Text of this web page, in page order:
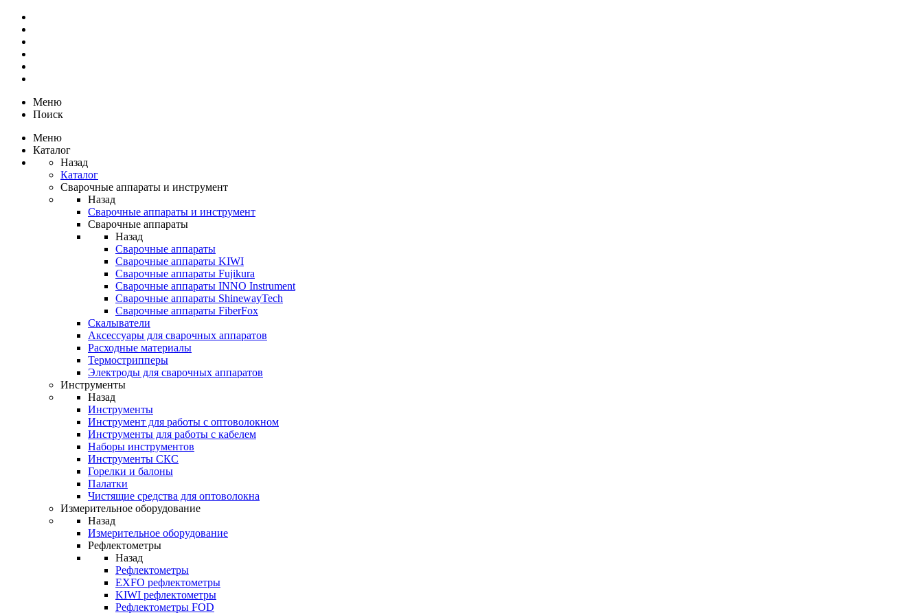
Меню
Поиск
Меню
Каталог
Назад
Каталог
Сварочные аппараты и инструмент
Назад
Сварочные аппараты и инструмент
Сварочные аппараты
Назад
Сварочные аппараты
Сварочные аппараты KIWI
Сварочные аппараты Fujikura
Сварочные аппараты INNO Instrument
Сварочные аппараты ShinewayTech
Cварочные аппараты FiberFox
Скалыватели
Аксессуары для сварочных аппаратов
Расходные материалы
Термострипперы
Электроды для сварочных аппаратов
Инструменты
Назад
Инструменты
Инструмент для работы с оптоволокном
Инструменты для работы с кабелем
Наборы инструментов
Инструменты СКС
Горелки и балоны
Палатки
Чистящие средства для оптоволокна
Измерительное оборудование
Назад
Измерительное оборудование
Рефлектометры
Назад
Рефлектометры
EXFO рефлектометры
KIWI рефлектометры
Рефлектометры FOD